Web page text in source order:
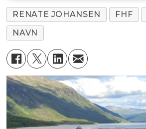
RENATE JOHANSEN FHF
NAVN